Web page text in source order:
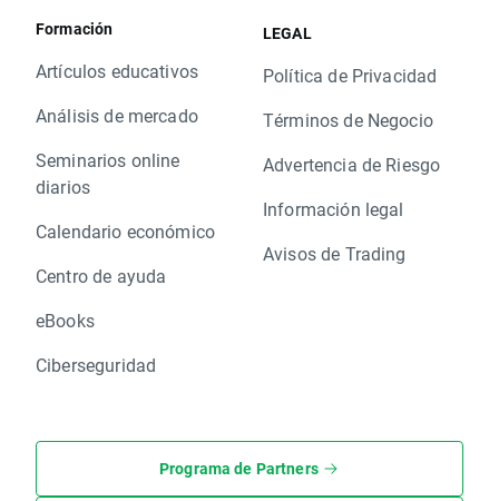
Formación
Artículos educativos
Análisis de mercado
Seminarios online
diarios
Calendario económico
Centro de ayuda
eBooks
Ciberseguridad
LEGAL
Política de Privacidad
Términos de Negocio
Advertencia de Riesgo
Información legal
Avisos de Trading
Programa de Partners